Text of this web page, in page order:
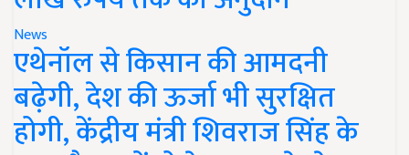
News
एथेनॉल से किसान की आमदनी
बढ़ेगी, देश की ऊर्जा भी सुरक्षित
होगी, केंद्रीय मंत्री शिवराज सिंह के